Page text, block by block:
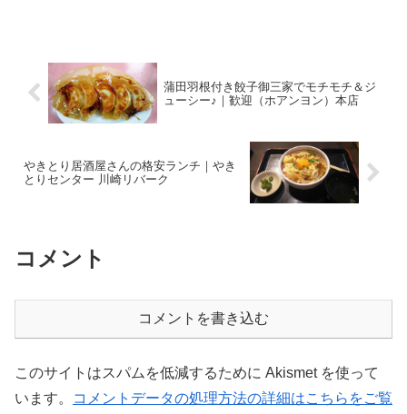
蒲田羽根付き餃子御三家でモチモチ＆ジ
ューシー♪｜歓迎（ホアンヨン）本店
やきとり居酒屋さんの格安ランチ｜やき
とりセンター 川崎リバーク
コメント
コメントを書き込む
このサイトはスパムを低減するために Akismet を使って
います。
コメントデータの処理方法の詳細はこちらをご覧